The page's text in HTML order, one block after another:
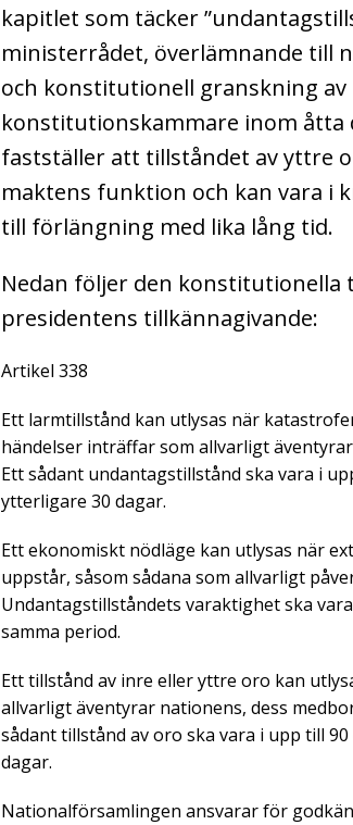
kapitlet som täcker
ministerrådet, överlämnande till
och konstitutionell granskning
konstitutionskammare inom åtta
fastställer att tillståndet av yttre
maktens funktion och kan vara i
till förlängning med lika lång tid.
Nedan följer den konstitutionella
presidentens tillkännagivande:
Artikel 338
Ett larmtillstånd kan utlysas när
händelser inträffar som allvarligt
Ett sådant undantagstillstånd ska vara i
ytterligare 30 dagar.
Ett ekonomiskt nödläge kan utlysas när
uppstår, såsom sådana som allvarligt
Undantagstillståndets varaktighet ska
samma period.
Ett tillstånd av inre eller yttre oro kan
allvarligt äventyrar nationens, dess
sådant tillstånd av oro ska vara i upp till
dagar.
Nationalförsamlingen ansvarar för